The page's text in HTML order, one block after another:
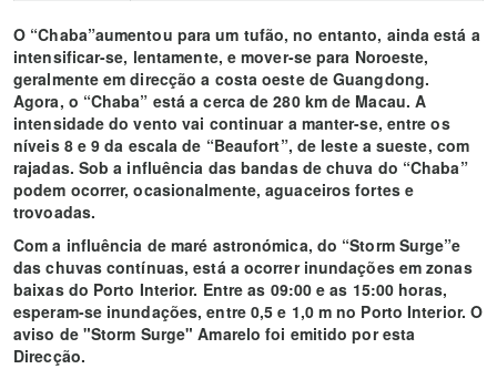
O “Chaba”aumentou para um tufão, no entanto, ainda está a
intensificar-se, lentamente, e mover-se para Noroeste,
geralmente em direcção a costa oeste de Guangdong.
Agora, o “Chaba” está a cerca de 280 km de Macau. A
intensidade do vento vai continuar a manter-se, entre os
níveis 8 e 9 da escala de “Beaufort”, de leste a sueste, com
rajadas. Sob a influência das bandas de chuva do “Chaba”
podem ocorrer, ocasionalmente, aguaceiros fortes e
trovoadas.
Com a influência de maré astronómica, do “Storm Surge”e
das chuvas contínuas, está a ocorrer inundações em zonas
baixas do Porto Interior. Entre as 09:00 e as 15:00 horas,
esperam-se inundações, entre 0,5 e 1,0 m no Porto Interior. O
aviso de "Storm Surge" Amarelo foi emitido por esta
Direcção.